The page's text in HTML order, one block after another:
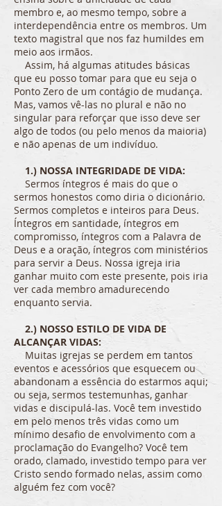
membro e, ao mesmo tempo, sobre a
interdependência entre os membros. Um
texto magistral que nos faz humildes em
meio aos irmãos.
Assim, há algumas atitudes básicas
que eu posso tomar para que eu seja o
Ponto Zero de um contágio de mudança.
Mas, vamos vê-las no plural e não no
singular para reforçar que isso deve ser
algo de todos (ou pelo menos da maioria)
e não apenas de um indivíduo.
1.) NOSSA INTEGRIDADE DE VIDA:
Sermos íntegros é mais do que o
sermos honestos como diria o dicionário.
Sermos completos e inteiros para Deus.
Íntegros em santidade, íntegros em
compromisso, íntegros com a Palavra de
Deus e a oração, íntegros com ministérios
para servir a Deus. Nossa igreja iria
ganhar muito com este presente, pois iria
ver cada membro amadurecendo
enquanto servia.
2.) NOSSO ESTILO DE VIDA DE
ALCANÇAR VIDAS:
Muitas igrejas se perdem em tantos
eventos e acessórios que esquecem ou
abandonam a essência do estarmos aqui;
ou seja, sermos testemunhas, ganhar
vidas e discipulá-las. Você tem investido
em pelo menos três vidas como um
mínimo desafio de envolvimento com a
proclamação do Evangelho? Você tem
orado, clamado, investido tempo para ver
Cristo sendo formado nelas, assim como
alguém fez com você?